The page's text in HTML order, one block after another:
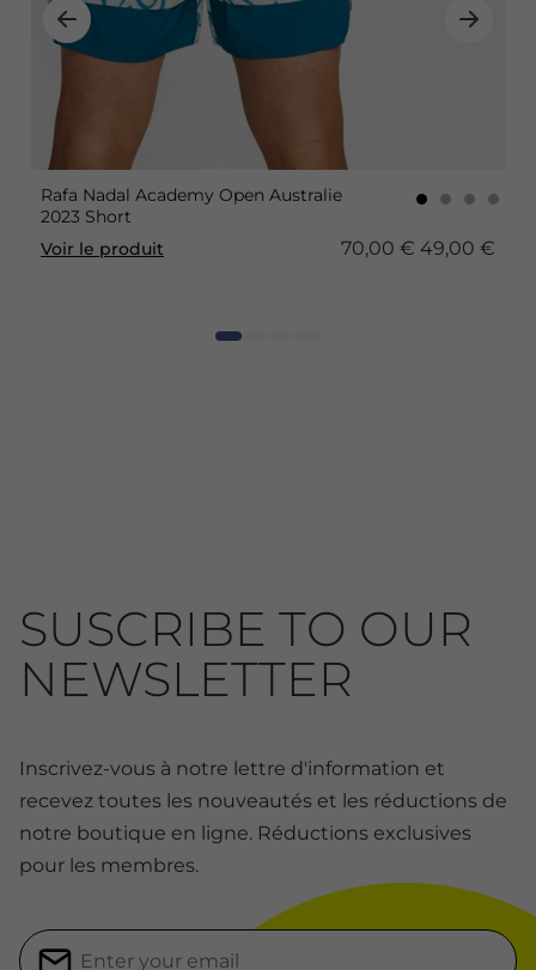
Rafa Nadal Academy Open Australie
2023 Short
Voir le produit
70,00 € 49,00 €
SUSCRIBE TO OUR
NEWSLETTER
Inscrivez-vous à notre lettre d'information et
recevez toutes les nouveautés et les réductions de
notre boutique en ligne. Réductions exclusives
pour les membres.